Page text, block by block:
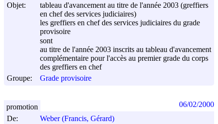
Objet:
tableau d'avancement au titre de l'année 2003 (greffiers
en chef des services judiciaires)
les greffiers en chef des services judiciaires du grade
provisoire
sont
au titre de l'année 2003 inscrits au tableau d'avancement
complémentaire pour l'accès au premier grade du corps
des greffiers en chef
Groupe:
Grade provisoire
De:
Weber (Francis, Gérard)
promotion 06/02/2000